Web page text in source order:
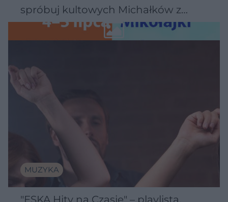
spróbuj kultowych Michałków z
Wawelu
MUZYKA
"ESKA Hity na Czasie" – playlista,